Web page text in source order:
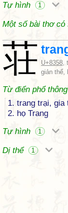
Tự hình
1
Một số bài thơ có
荘 U+8358,
giản thể,
Từ điển phổ thông
1. trang trại, gia
2. họ Trang
Tự hình
1
Dị thể 1